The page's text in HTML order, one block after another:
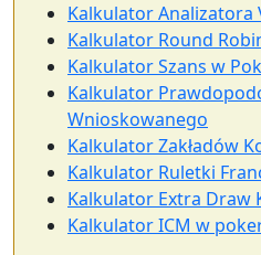
Kalkulator Analizatora
Kalkulator Round
Kalkulator Szans w
Kalkulator
Wnioskowanego
Kalkulator Zakładów
Kalkulator Ruletki
Kalkulator Extra Draw
Kalkulator ICM w